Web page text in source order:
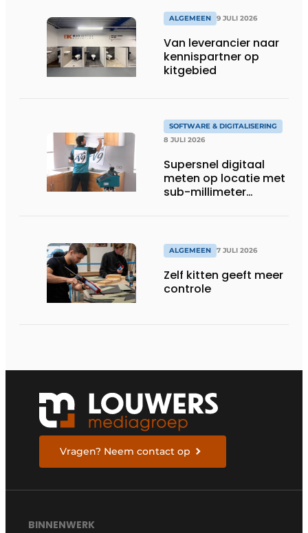
ALGEMEEN 9 JULI 2026
Van leverancier naar
kennispartner op
kitgebied
SOFTWARE & DIGITALISERING
8 JULI 2026
Supersnel digitaal
meten op locatie met
sub-millimeter
ALGEMEEN 7 JULI 2026
Zelf kitten geeft meer
controle
Vragen? Neem contact op
BINNENWERK